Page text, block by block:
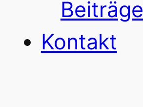
Beiträge
Kontakt